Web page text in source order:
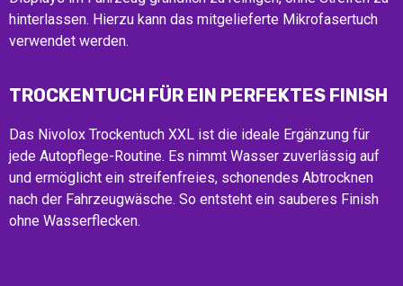
hinterlassen. Hierzu kann das mitgelieferte Mikrofasertuch
verwendet werden.
TROCKENTUCH FÜR EIN PERFEKTES FINISH
Das Nivolox Trockentuch XXL ist die ideale Ergänzung für
jede Autopflege-Routine. Es nimmt Wasser zuverlässig auf
und ermöglicht ein streifenfreies, schonendes Abtrocknen
nach der Fahrzeugwäsche. So entsteht ein sauberes Finish
ohne Wasserflecken.